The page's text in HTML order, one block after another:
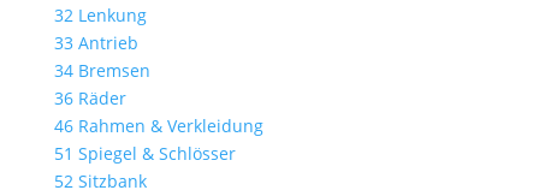
32 Lenkung
33 Antrieb
34 Bremsen
36 Räder
46 Rahmen & Verkleidung
51 Spiegel & Schlösser
52 Sitzbank